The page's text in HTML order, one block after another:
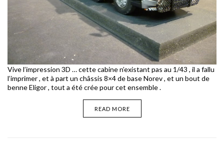
Vive l’impression 3D … cette cabine n’existant pas au 1/43 , il a fallu
l’imprimer , et à part un châssis 8×4 de base Norev , et un bout de
benne Eligor , tout a été crée pour cet ensemble .
READ MORE